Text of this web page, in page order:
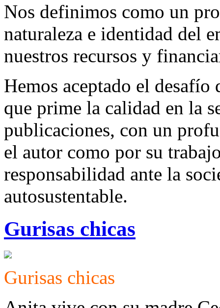
Nos definimos como un
naturaleza e identidad del
nuestros recursos y
Hemos aceptado el
que prime la calidad en la
publicaciones, con un
el autor como por su
responsabilidad ante la
autosustentable.
Gurisas chicas
Gurisas chicas